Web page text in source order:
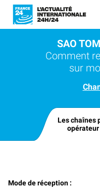
SAO
Comment
sur
Les chaînes
opérateur
Mode de réception :